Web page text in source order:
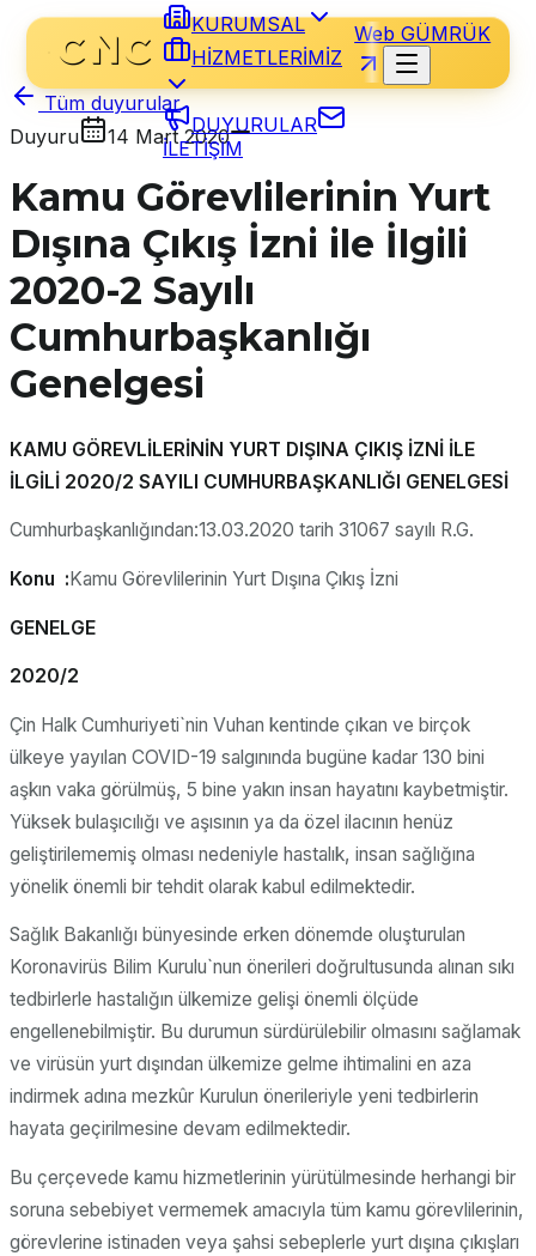
KURUMSAL
HİZMETLERİMİZ
DUYURULAR
İLETİŞİM
Web GÜMRÜK
Tüm duyurular
Duyuru
14 Mart 2020
Kamu Görevlilerinin Yurt
Dışına Çıkış İzni ile İlgili
2020-2 Sayılı
Cumhurbaşkanlığı
Genelgesi
KAMU GÖREVLİLERİNİN YURT DIŞINA ÇIKIŞ İZNİ İLE
İLGİLİ 2020/2 SAYILI CUMHURBAŞKANLIĞI GENELGESİ
Cumhurbaşkanlığından:13.03.2020 tarih 31067 sayılı R.G.
Konu :Kamu Görevlilerinin Yurt Dışına Çıkış İzni
GENELGE
2020/2
Çin Halk Cumhuriyeti`nin Vuhan kentinde çıkan ve birçok
ülkeye yayılan COVID-19 salgınında bugüne kadar 130 bini
aşkın vaka görülmüş, 5 bine yakın insan hayatını kaybetmiştir.
Yüksek bulaşıcılığı ve aşısının ya da özel ilacının henüz
geliştirilememiş olması nedeniyle hastalık, insan sağlığına
yönelik önemli bir tehdit olarak kabul edilmektedir.
Sağlık Bakanlığı bünyesinde erken dönemde oluşturulan
Koronavirüs Bilim Kurulu`nun önerileri doğrultusunda alınan sıkı
tedbirlerle hastalığın ülkemize gelişi önemli ölçüde
engellenebilmiştir. Bu durumun sürdürülebilir olmasını sağlamak
ve virüsün yurt dışından ülkemize gelme ihtimalini en aza
indirmek adına mezkûr Kurulun önerileriyle yeni tedbirlerin
hayata geçirilmesine devam edilmektedir.
Bu çerçevede kamu hizmetlerinin yürütülmesinde herhangi bir
soruna sebebiyet vermemek amacıyla tüm kamu görevlilerinin,
görevlerine istinaden veya şahsi sebeplerle yurt dışına çıkışları